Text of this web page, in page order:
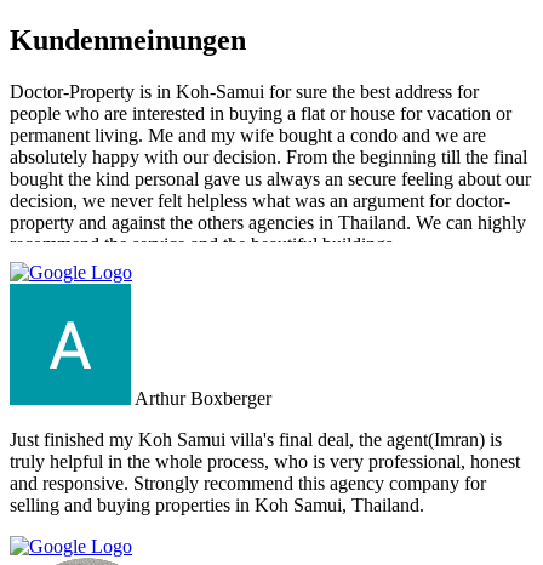
Kundenmeinungen
Doctor-Property is in Koh-Samui for sure the best address for
people who are interested in buying a flat or house for vacation or
permanent living. Me and my wife bought a condo and we are
absolutely happy with our decision. From the beginning till the final
bought the kind personal gave us always an secure feeling about our
decision, we never felt helpless what was an argument for doctor-
property and against the others agencies in Thailand. We can highly
recommend the service and the beautiful buildings.
Arthur Boxberger
Just finished my Koh Samui villa's final deal, the agent(Imran) is
truly helpful in the whole process, who is very professional, honest
and responsive. Strongly recommend this agency company for
selling and buying properties in Koh Samui, Thailand.